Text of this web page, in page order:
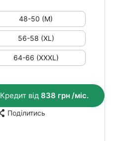
48-50 (M)
56-58 (XL)
64-66 (XXXL)
Кредит від 838 грн /міс.
Поділитись